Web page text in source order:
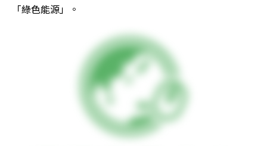
「綠色能源」。